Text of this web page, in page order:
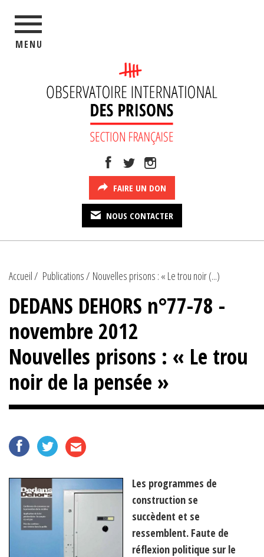
MENU
FAIRE UN DON
NOUS CONTACTER
Accueil Publications Nouvelles prisons : « Le trou noir (...)
DEDANS DEHORS n°77-78 -
novembre 2012
Nouvelles prisons : « Le trou
noir de la pensée »
Les programmes de
construction se
succèdent et se
ressemblent. Faute de
réflexion politique sur le